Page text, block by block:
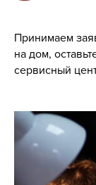
Принимаем
на дом,
сервисный